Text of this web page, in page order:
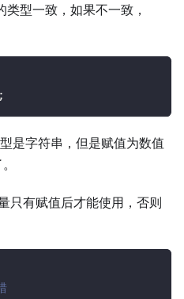
型一致，如果不一致，
;
是字符串，但是赋值为数值
只有赋值后才能使用，否则